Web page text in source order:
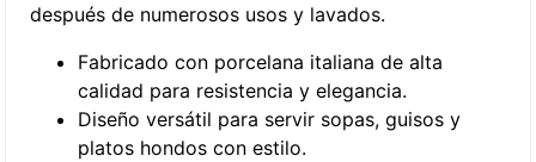
después de numerosos usos y lavados.
Fabricado con porcelana italiana de alta
calidad para resistencia y elegancia.
Diseño versátil para servir sopas, guisos y
platos hondos con estilo.